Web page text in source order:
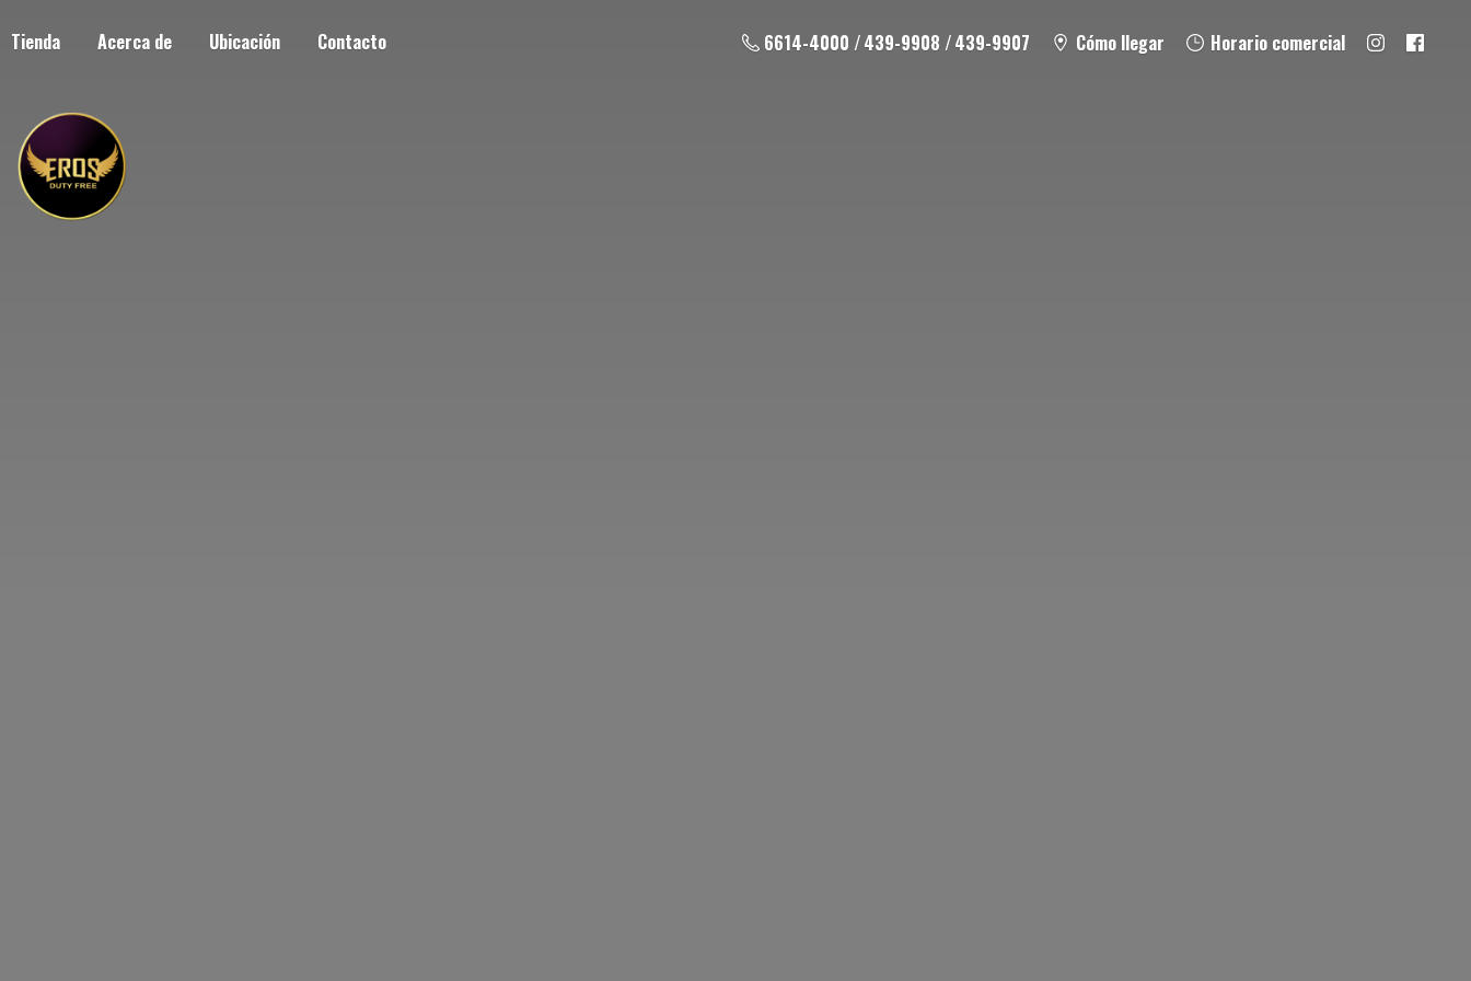
Tienda Acerca de Ubicación Contacto 6614-4000 / 439-9908 / 439-9907 Cómo llegar Horario comercial